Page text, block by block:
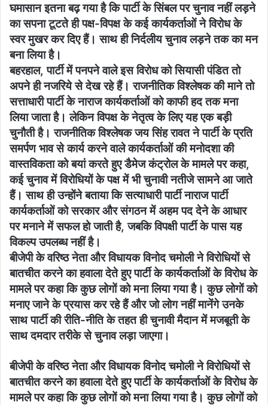
घमासान इतना बढ़ गया है कि पार्टी के सिंबल पर चुनाव नहीं लड़ने
का सपना टूटते ही पक्ष-विपक्ष के कई कार्यकर्ताओं ने विरोध के
स्वर मुखर कर दिए हैं। साथ ही निर्दलीय चुनाव लड़ने तक का मन
बना लिया है।
बहरहाल, पार्टी में पनपने वाले इस विरोध को सियासी पंडित तो
अपने ही नजरिये से देख रहे हैं। राजनीतिक विश्लेषक की माने तो
सत्ताधारी पार्टी के नाराज कार्यकर्ताओं को काफी हद तक मना
लिया जाता है। लेकिन विपक्ष के नेतृत्व के लिए यह एक बड़ी
चुनौती है। राजनीतिक विश्लेषक जय सिंह रावत ने पार्टी के प्रति
समर्पण भाव से कार्य करने वाले कार्यकर्ताओं की मनोदशा की
वास्तविकता को बयां करते हुए डैमेज कंट्रोल के मामले पर कहा,
कई चुनाव में विरोधियों के पक्ष में भी चुनावी नतीजे सामने आ जाते
हैं। साथ ही उन्होंने बताया कि सत्याधारी पार्टी नाराज पार्टी
कार्यकर्ताओं को सरकार और संगठन में अहम पद देने के आधार
पर मनाने में सफल हो जाती है, जबकि विपक्षी पार्टी के पास यह
विकल्प उपलब्ध नहीं है।
बीजेपी के वरिष्ठ नेता और विधायक विनोद चमोली ने विरोधियों से
बातचीत करने का हवाला देते हुए पार्टी के कार्यकर्ताओं के विरोध के
मामले पर कहा कि कुछ लोगों को मना लिया गया है। कुछ लोगों को
मनाए जाने के प्रयास कर रहे हैं और जो लोग नहीं मानेंगे उनके
साथ पार्टी की रीति-नीति के तहत ही चुनावी मैदान में मजबूती के
साथ दमदार तरीके से चुनाव लड़ा जाएगा।
बीजेपी के वरिष्ठ नेता और विधायक विनोद चमोली ने विरोधियों से
बातचीत करने का हवाला देते हुए पार्टी के कार्यकर्ताओं के विरोध के
मामले पर कहा कि कुछ लोगों को मना लिया गया है। कुछ लोगों को